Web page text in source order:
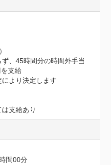
、45時間分の時間外手当
支給
より決定します
支給あり
間00分